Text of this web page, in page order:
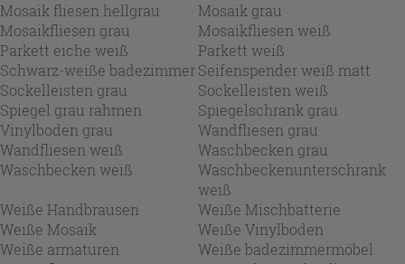
Mosaik fliesen hellgrau
Mosaik grau
Mosaikfliesen grau
Mosaikfliesen weiß
Parkett eiche weiß
Parkett weiß
Schwarz-weiße badezimmerSeifenspender weiß matt
Sockelleisten grau
Sockelleisten weiß
Spiegel grau rahmen
Spiegelschrank grau
Vinylboden grau
Wandfliesen grau
Wandfliesen weiß
Waschbecken grau
Waschbecken weiß
Waschbeckenunterschrank
weiß
Weiße Handbrausen
Weiße Mischbatterie
Weiße Mosaik
Weiße Vinylboden
Weiße armaturen
Weiße badezimmermöbel